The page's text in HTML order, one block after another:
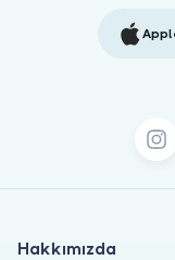
Hakkımızda